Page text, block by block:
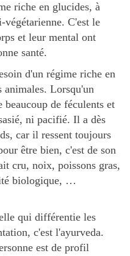
riche en glucides, à
végétarienne. C'est le
et leur mental ont
santé.
d'un régime riche en
animales. Lorsqu'un
beaucoup de féculents et
ni pacifié. Il a dès
car il ressent toujours
être bien, c'est de son
cru, noix, poissons gras,
biologique, …
qui différentie les
c'est l'ayurveda.
est de profil